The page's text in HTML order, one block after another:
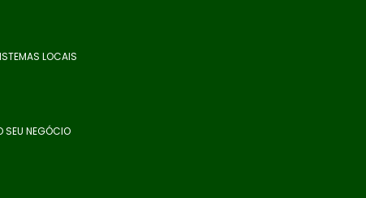
LOCAIS
SEU NEGÓCIO